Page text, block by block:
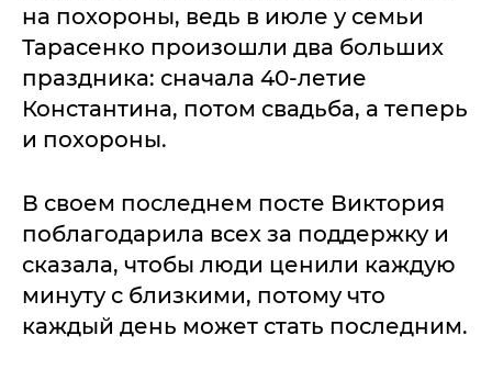
на похороны, ведь в июле у семьи
Тарасенко произошли два больших
праздника: сначала 40-летие
Константина, потом свадьба, а теперь
и похороны.
В своем последнем посте Виктория
поблагодарила всех за поддержку и
сказала, чтобы люди ценили каждую
минуту с близкими, потому что
каждый день может стать последним.